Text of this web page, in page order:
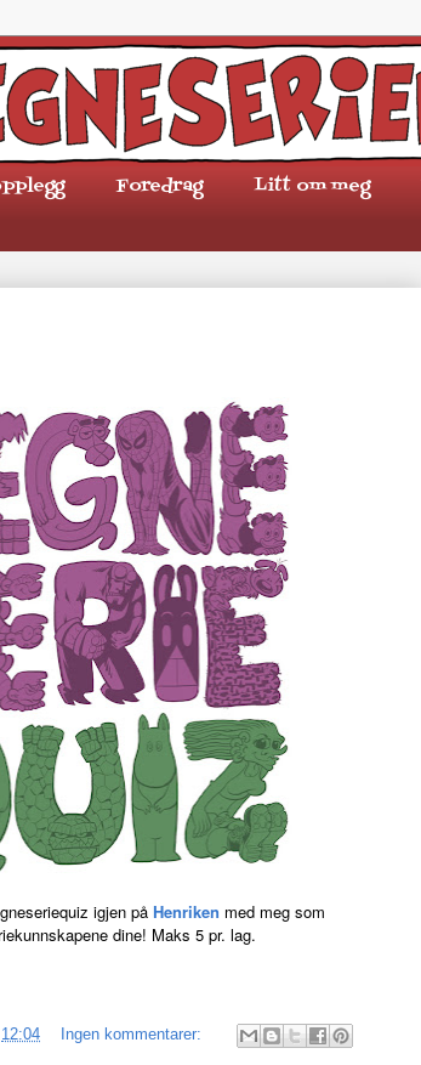
Foredrag Litt om meg
igjen på Henriken med meg som
dine! Maks 5 pr. lag.
12:04 Ingen kommentarer: